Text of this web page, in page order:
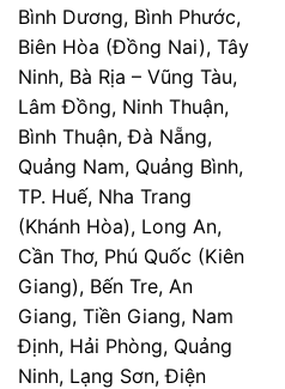
Bình Dương, Bình Phước,
Biên Hòa (Đồng Nai), Tây
Ninh, Bà Rịa – Vũng Tàu,
Lâm Đồng, Ninh Thuận,
Bình Thuận, Đà Nẵng,
Quảng Nam, Quảng Bình,
TP. Huế, Nha Trang
(Khánh Hòa), Long An,
Cần Thơ, Phú Quốc (Kiên
Giang), Bến Tre, An
Giang, Tiền Giang, Nam
Định, Hải Phòng, Quảng
Ninh, Lạng Sơn, Điện